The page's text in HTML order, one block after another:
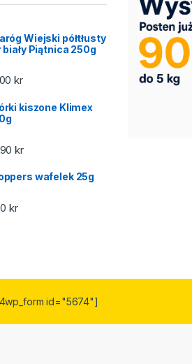
Wiejski półtłusty
biały Piątnica 250g
kr
kiszone Klimex
kr
wafelek 25g
kr
id="5674"]